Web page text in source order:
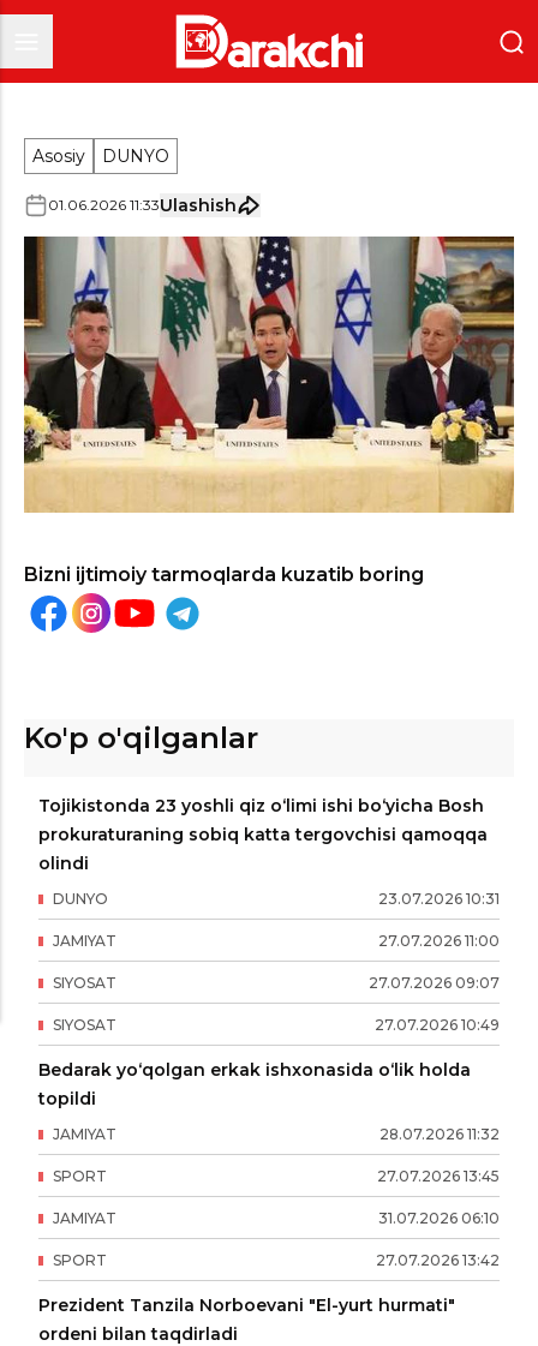
Asosiy DUNYO
01.06.2026 11:33Ulashish
Bizni ijtimoiy tarmoqlarda kuzatib boring
Ko'p o'qilganlar
Tojikistonda 23 yoshli qiz o‘limi ishi bo‘yicha Bosh
prokuraturaning sobiq katta tergovchisi qamoqqa
olindi
23.07.2026 10:31
DUNYO
27.07.2026 11:00
JAMIYAT
27.07.2026 09:07
SIYOSAT
27.07.2026 10:49
SIYOSAT
Bedarak yo‘qolgan erkak ishxonasida o‘lik holda
topildi
28.07.2026 11:32
JAMIYAT
27.07.2026 13:45
SPORT
31.07.2026 06:10
JAMIYAT
27.07.2026 13:42
SPORT
Prezident Tanzila Norboevani "El-yurt hurmati"
ordeni bilan taqdirladi